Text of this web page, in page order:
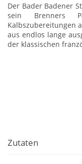
Der Bader Badener
sein Brenners
Kalbszubereitungen
aus endlos lange
der klassischen
Zutaten